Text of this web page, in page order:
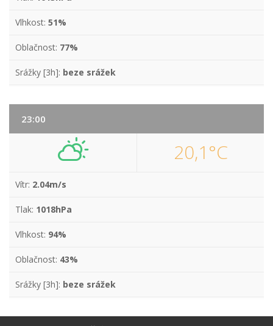
Vlhkost: 51%
Oblačnost: 77%
Srážky [3h]: beze srážek
23:00
20,1°C
Vítr: 2.04m/s
Tlak: 1018hPa
Vlhkost: 94%
Oblačnost: 43%
Srážky [3h]: beze srážek